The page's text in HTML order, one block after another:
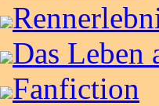
Das Leben
Fanfiction